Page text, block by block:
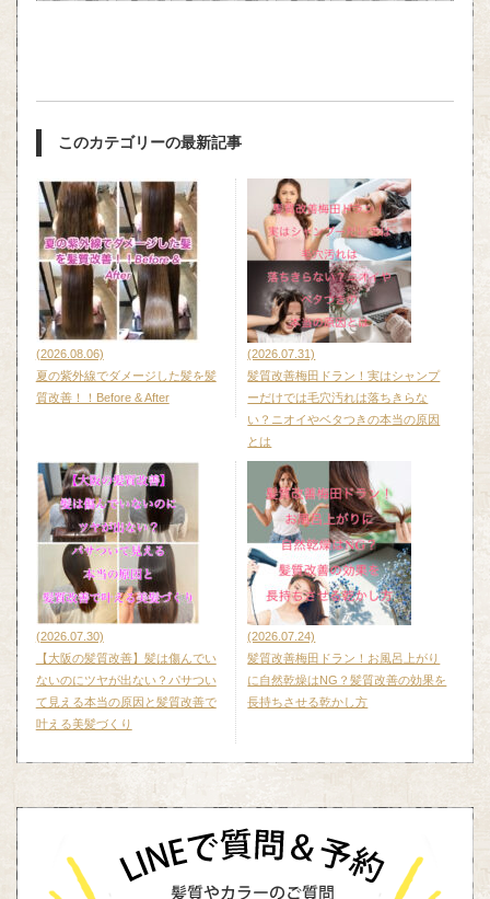
このカテゴリーの最新記事
(2026.08.06)
夏の紫外線でダメージした髪を髪
質改善！！Before & After
(2026.07.31)
髪質改善梅田ドラン！実はシャンプ
ーだけでは毛穴汚れは落ちきらな
い？ニオイやベタつきの本当の原因
とは
(2026.07.30)
【大阪の髪質改善】髪は傷んでい
ないのにツヤが出ない？パサつい
て見える本当の原因と髪質改善で
叶える美髪づくり
(2026.07.24)
髪質改善梅田ドラン！お風呂上がり
に自然乾燥はNG？髪質改善の効果を
長持ちさせる乾かし方